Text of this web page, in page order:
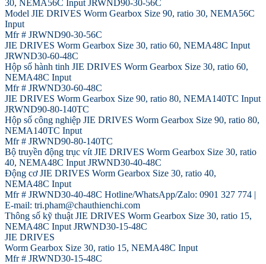
30, NEMA56C Input JRWND90-30-56C
Model JIE DRIVES Worm Gearbox Size 90, ratio 30, NEMA56C
Input
Mfr # JRWND90-30-56C
JIE DRIVES Worm Gearbox Size 30, ratio 60, NEMA48C Input
JRWND30-60-48C
Hộp số hành tinh JIE DRIVES Worm Gearbox Size 30, ratio 60,
NEMA48C Input
Mfr # JRWND30-60-48C
JIE DRIVES Worm Gearbox Size 90, ratio 80, NEMA140TC Input
JRWND90-80-140TC
Hộp số công nghiệp JIE DRIVES Worm Gearbox Size 90, ratio 80,
NEMA140TC Input
Mfr # JRWND90-80-140TC
Bộ truyền động trục vít JIE DRIVES Worm Gearbox Size 30, ratio
40, NEMA48C Input JRWND30-40-48C
Động cơ JIE DRIVES Worm Gearbox Size 30, ratio 40,
NEMA48C Input
Mfr # JRWND30-40-48C Hotline/WhatsApp/Zalo: 0901 327 774 |
E-mail: tri.pham@chauthienchi.com
Thông số kỹ thuật JIE DRIVES Worm Gearbox Size 30, ratio 15,
NEMA48C Input JRWND30-15-48C
JIE DRIVES
Worm Gearbox Size 30, ratio 15, NEMA48C Input
Mfr # JRWND30-15-48C